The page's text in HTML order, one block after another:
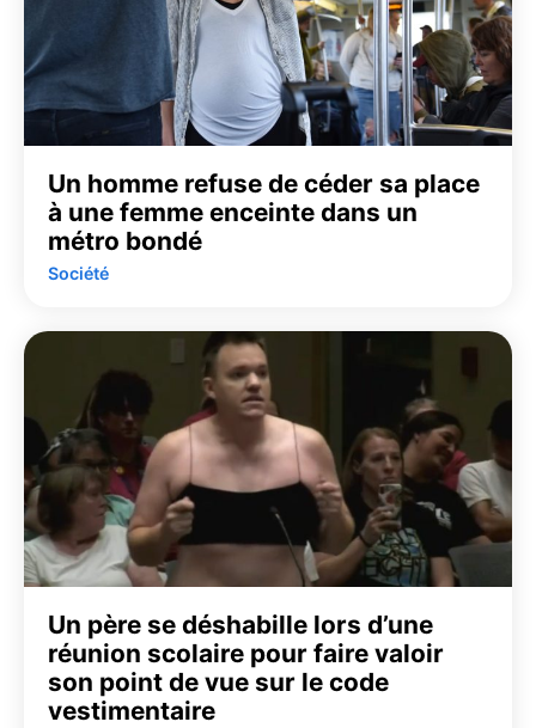
Un homme refuse de céder sa place
à une femme enceinte dans un
métro bondé
Société
Un père se déshabille lors d’une
réunion scolaire pour faire valoir
son point de vue sur le code
vestimentaire